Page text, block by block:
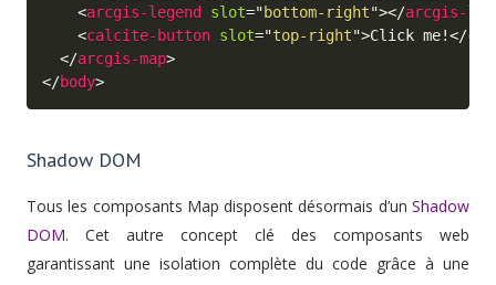
<arcgis-legend slot="bottom-right"></arcgis-
<calcite-button slot="top-right">Click me!</
</arcgis-map>
</body>
Shadow DOM
Tous les composants Map disposent désormais d’unShadow
DOM. Cet autre concept clé des composants web
garantissant une isolation complète du code grâce à une